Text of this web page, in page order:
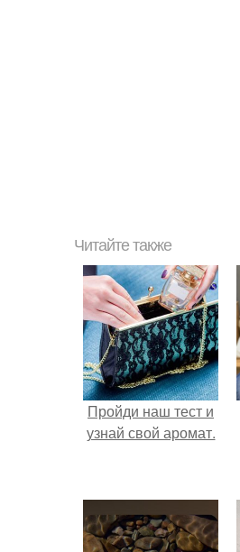
Читайте также
Пройди наш тест и
узнай свой аромат.